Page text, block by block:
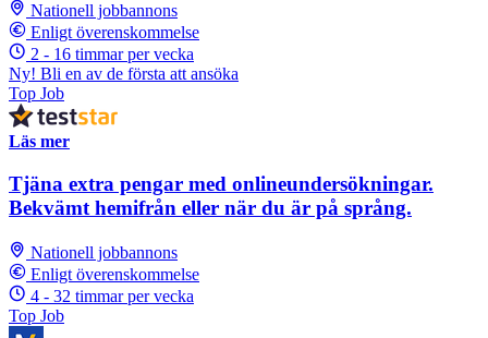
Nationell jobbannons
Enligt överenskommelse
2 - 16 timmar per vecka
Ny! Bli en av de första att ansöka
Top Job
Läs mer
Tjäna extra pengar med onlineundersökningar.
Bekvämt hemifrån eller när du är på språng.
Nationell jobbannons
Enligt överenskommelse
4 - 32 timmar per vecka
Top Job